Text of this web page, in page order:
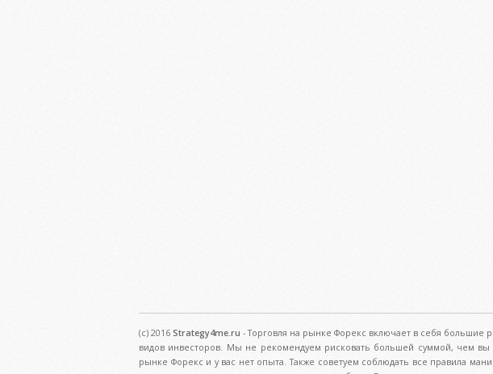
(c) 2016 Strategy4me.ru - Торговля на рынке Форекс включает в себя большие
видов инвесторов. Мы не рекомендуем рисковать большей суммой, чем вы
рынке Форекс и у вас нет опыта. Также советуем соблюдать все правила